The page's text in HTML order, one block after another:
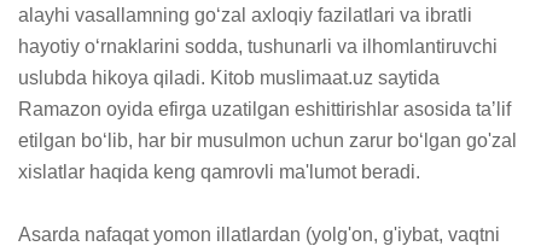
alayhi vasallamning go‘zal axloqiy fazilatlari va ibratli
hayotiy o‘rnaklarini sodda, tushunarli va ilhomlantiruvchi
uslubda hikoya qiladi. Kitob muslimaat.uz saytida
Ramazon oyida efirga uzatilgan eshittirishlar asosida taʼlif
etilgan boʻlib, har bir musulmon uchun zarur boʻlgan go'zal
xislatlar haqida keng qamrovli ma'lumot beradi.
Asarda nafaqat yomon illatlardan (yolg'on, g'iybat, vaqtni